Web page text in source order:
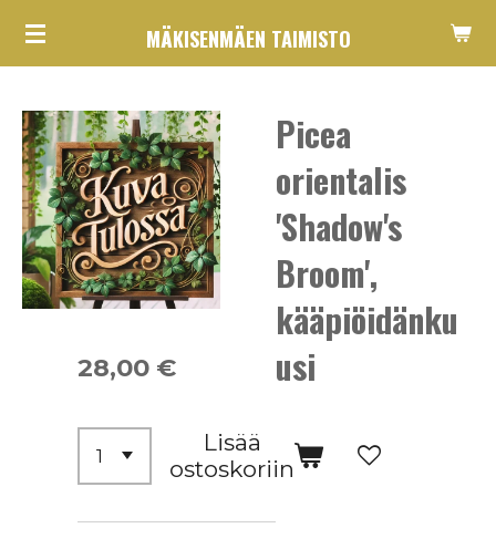
Siirry
MÄKISENMÄEN TAIMISTO
Picea
orientalis
'Shadow's
Broom',
kääpiöidänku
usi
28,00 €
Lisää
ostoskoriin